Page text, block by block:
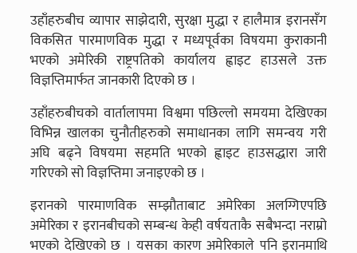
उहाँहरुबीच व्यापार साझेदारी, सुरक्षा मुद्धा र हालैमात्र इरानसँग
विकसित पारमाणविक मुद्धा र मध्यपूर्वका विषयमा कुराकानी
भएको अमेरिकी राष्ट्रपतिको कार्यालय ह्वाइट हाउसले उक्त
विज्ञप्तिमार्फत जानकारी दिएको छ ।
उहाँहरुबीचको वार्तालापमा विश्वमा पछिल्लो समयमा देखिएका
विभिन्न खालका चुनौतीहरुको समाधानका लागि समन्वय गरी
अघि बढ्ने विषयमा सहमति भएको ह्वाइट हाउसद्धारा जारी
गरिएको सो विज्ञप्तिमा जनाइएको छ ।
इरानको पारमाणविक सम्झौताबाट अमेरिका अलग्गिएपछि
अमेरिका र इरानबीचको सम्बन्ध केही वर्षयताकै सबैभन्दा नराम्रो
भएको देखिएको छ । यसका कारण अमेरिकाले पनि इरानमाथि